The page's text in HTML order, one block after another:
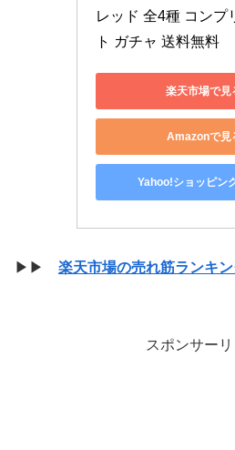
レッド 全4種 コンプ
ト ガチャ 送料無料
楽天市場で見
Amazonで見
Yahoo!ショッピン
▶▶ 楽天市場の売れ筋ランキ
スポンサーリ